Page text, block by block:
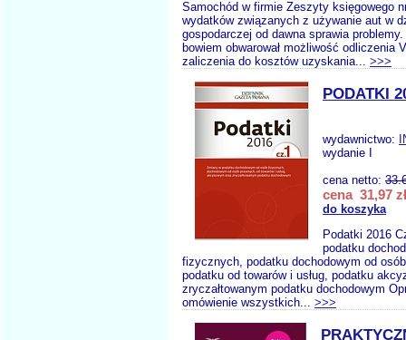
Samochód w firmie Zeszyty księgowego
wydatków związanych z używanie aut w
gospodarczej od dawna sprawia
bowiem obwarował możliwość odliczenia
zaliczenia do kosztów uzyskania... >>>
PODATKI
wydawnictwo:
wydanie I
cena netto:
cena 31,97 zł
do koszyka
Podatki 2016
podatku
fizycznych, podatku dochodowym od
podatku od towarów i usług, podatku
zryczałtowanym podatku dochodowym
omówienie wszystkich... >>>